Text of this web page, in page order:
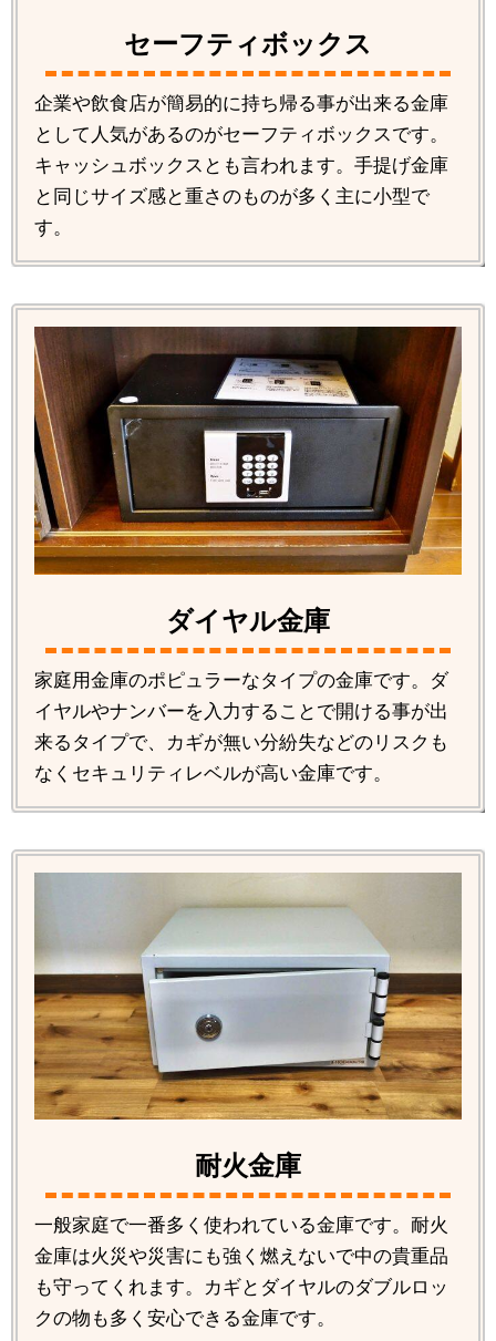
セーフティボックス
企業や飲食店が簡易的に持ち帰る事が出来る金庫
として人気があるのがセーフティボックスです。
キャッシュボックスとも言われます。手提げ金庫
と同じサイズ感と重さのものが多く主に小型で
す。
ダイヤル金庫
家庭用金庫のポピュラーなタイプの金庫です。ダ
イヤルやナンバーを入力することで開ける事が出
来るタイプで、カギが無い分紛失などのリスクも
なくセキュリティレベルが高い金庫です。
耐火金庫
一般家庭で一番多く使われている金庫です。耐火
金庫は火災や災害にも強く燃えないで中の貴重品
も守ってくれます。カギとダイヤルのダブルロッ
クの物も多く安心できる金庫です。